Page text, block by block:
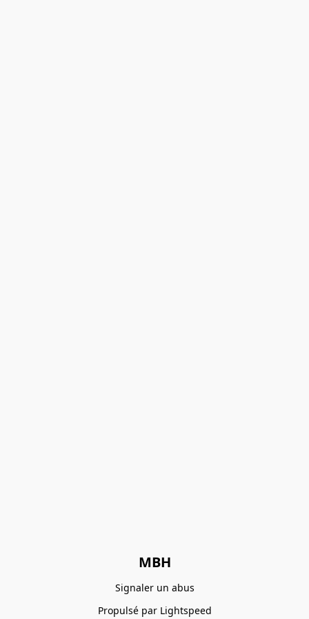
MBH
Signaler un abus
Propulsé par Lightspeed